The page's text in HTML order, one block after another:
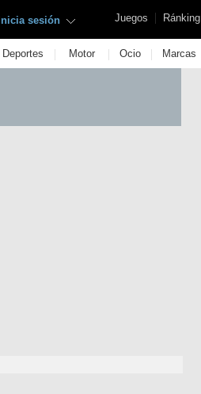
Juegos | Ránking
Inicia sesión
Deportes | Motor | Ocio | Marcas